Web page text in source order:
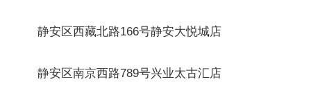
静安区西藏北路166号静安大悦城店
静安区南京西路789号兴业太古汇店